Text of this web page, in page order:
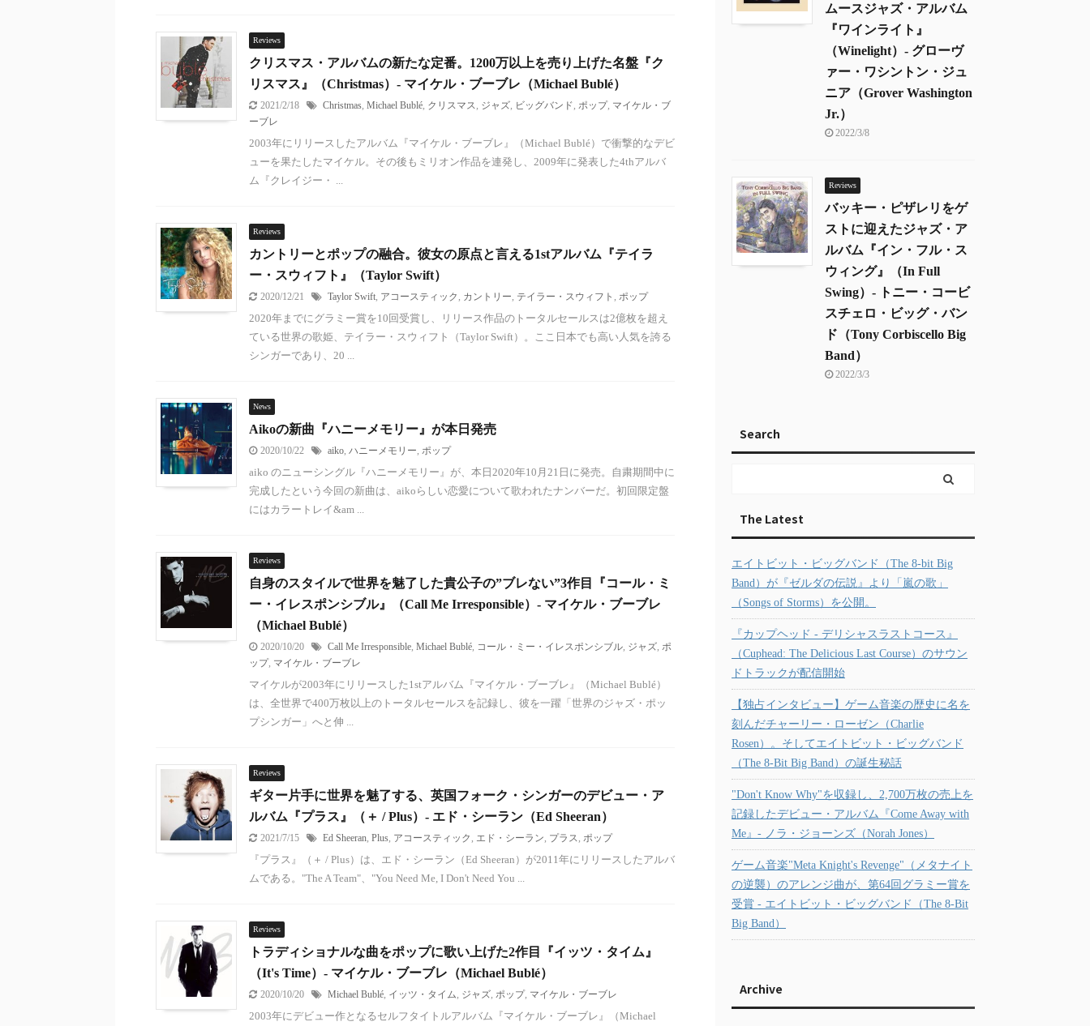
Reviews
クリスマス・アルバムの新たな定番。1200万以上を売り上げた名盤『ク
リスマス』（Christmas）- マイケル・ブーブレ（Michael Bublé）
2021/2/18 Christmas Michael Bublé クリスマス ジャズ ビッグバンド ポップ, マイケル・ブ
ーブレ
2003年にリリースしたアルバム『マイケル・ブーブレ』（Michael Bublé）で衝撃的なデビ
ューを果たしたマイケル。その後もミリオン作品を連発し、2009年に発表した4thアルバ
ム『クレイジー・ ...
Reviews
カントリーとポップの融合。彼女の原点と言える1stアルバム『テイラ
ー・スウィフト』（Taylor Swift）
2020/12/21 Taylor Swift アコースティック カントリー テイラー・スウィフト ポップ
2020年までにグラミー賞を10回受賞し、リリース作品のトータルセールスは2億枚を超え
ている世界の歌姫、テイラー・スウィフト（Taylor Swift）。ここ日本でも高い人気を誇る
シンガーであり、20 ...
News
Aikoの新曲『ハニーメモリー』が本日発売
2020/10/22 aiko ハニーメモリー ポップ
aiko のニューシングル『ハニーメモリー』が、本日2020年10月21日に発売。自粛期間中に
完成したという今回の新曲は、aikoらしい恋愛について歌われたナンバーだ。初回限定盤
にはカラートレイ&am ...
Reviews
自身のスタイルで世界を魅了した貴公子の”ブレない”3作目『コール・ミ
ー・イレスポンシブル』（Call Me Irresponsible）- マイケル・ブーブレ
（Michael Bublé）
2020/10/20 Call Me Irresponsible Michael Bublé コール・ミー・イレスポンシブル ジャズ ポ
ップ, マイケル・ブーブレ
マイケルが2003年にリリースした1stアルバム『マイケル・ブーブレ』（Michael Bublé）
は、全世界で400万枚以上のトータルセールスを記録し、彼を一躍「世界のジャズ・ポッ
プシンガー」へと伸 ...
Reviews
ギター片手に世界を魅了する、英国フォーク・シンガーのデビュー・ア
ルバム『プラス』（＋ / Plus）- エド・シーラン（Ed Sheeran）
2021/7/15 Ed Sheeran Plus アコースティック エド・シーラン プラス ポップ
『プラス』（＋ / Plus）は、エド・シーラン（Ed Sheeran）が2011年にリリースしたアルバ
ムである。"The A Team"、"You Need Me, I Don't Need You ...
Reviews
トラディショナルな曲をポップに歌い上げた2作目『イッツ・タイム』
（It's Time）- マイケル・ブーブレ（Michael Bublé）
2020/10/20 Michael Bublé イッツ・タイム ジャズ ポップ, マイケル・ブーブレ
2003年にデビュー作となるセルフタイトルアルバム『マイケル・ブーブレ』（Michael
ムースジャズ・アルバム
『ワインライト』
（Winelight）- グローヴ
ァー・ワシントン・ジュ
ニア（Grover Washington
Jr.）
2022/3/8
Reviews
バッキー・ピザレリをゲ
ストに迎えたジャズ・ア
ルバム『イン・フル・ス
ウィング』（In Full
Swing）- トニー・コービ
スチェロ・ビッグ・バン
ド（Tony Corbiscello Big
Band）
2022/3/3
Search
The Latest
エイトビット・ビッグバンド（The 8-bit Big
Band）が『ゼルダの伝説』より「嵐の歌」
（Songs of Storms）を公開。
『カップヘッド - デリシャスラストコース』
（Cuphead: The Delicious Last Course）のサウン
ドトラックが配信開始
【独占インタビュー】ゲーム音楽の歴史に名を
刻んだチャーリー・ローゼン（Charlie
Rosen）。そしてエイトビット・ビッグバンド
（The 8-Bit Big Band）の誕生秘話
"Don't Know Why"を収録し、2,700万枚の売上を
記録したデビュー・アルバム『Come Away with
Me』- ノラ・ジョーンズ（Norah Jones）
ゲーム音楽"Meta Knight's Revenge"（メタナイト
の逆襲）のアレンジ曲が、第64回グラミー賞を
受賞 - エイトビット・ビッグバンド（The 8-Bit
Big Band）
Archive